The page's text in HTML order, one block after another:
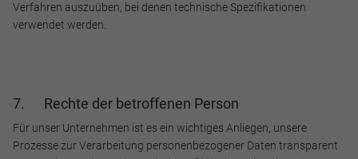
Verfahren auszuüben, bei denen technische Spezifikationen
verwendet werden.
7. Rechte der betroffenen Person
Für unser Unternehmen ist es ein wichtiges Anliegen, unsere
Prozesse zur Verarbeitung personenbezogener Daten transparent